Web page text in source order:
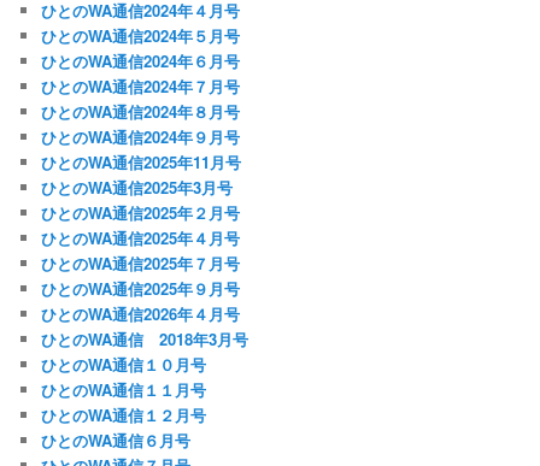
ひとのWA通信2024年４月号
ひとのWA通信2024年５月号
ひとのWA通信2024年６月号
ひとのWA通信2024年７月号
ひとのWA通信2024年８月号
ひとのWA通信2024年９月号
ひとのWA通信2025年11月号
ひとのWA通信2025年3月号
ひとのWA通信2025年２月号
ひとのWA通信2025年４月号
ひとのWA通信2025年７月号
ひとのWA通信2025年９月号
ひとのWA通信2026年４月号
ひとのWA通信 2018年3月号
ひとのWA通信１０月号
ひとのWA通信１１月号
ひとのWA通信１２月号
ひとのWA通信６月号